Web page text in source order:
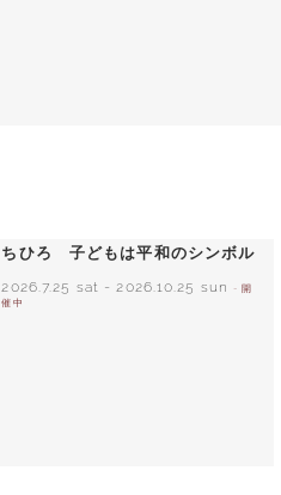
ちひろ 子どもは平和のシンボル
2026.7.25 sat -2026.10.25 sun
- 開
催中